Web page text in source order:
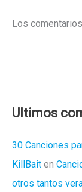
Los
Ultimos
30 Canciones
KillBait en
otros tantos